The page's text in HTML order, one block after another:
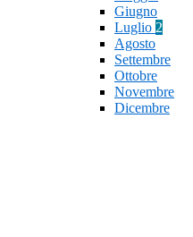
Giugno
Luglio 2
Agosto
Settembre
Ottobre
Novembre
Dicembre